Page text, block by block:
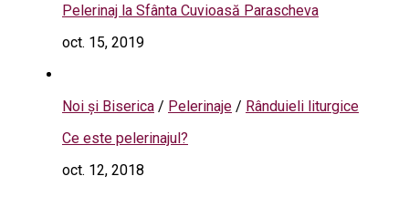
Pelerinaj la Sfânta Cuvioasă Parascheva
oct. 15, 2019
Noi și Biserica / Pelerinaje / Rânduieli liturgice
Ce este pelerinajul?
oct. 12, 2018